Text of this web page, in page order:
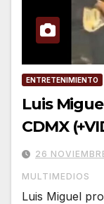
ENTRETENIMIENTO
Luis
CDMX
26
MULTIMEDIOS
Luis Miguel